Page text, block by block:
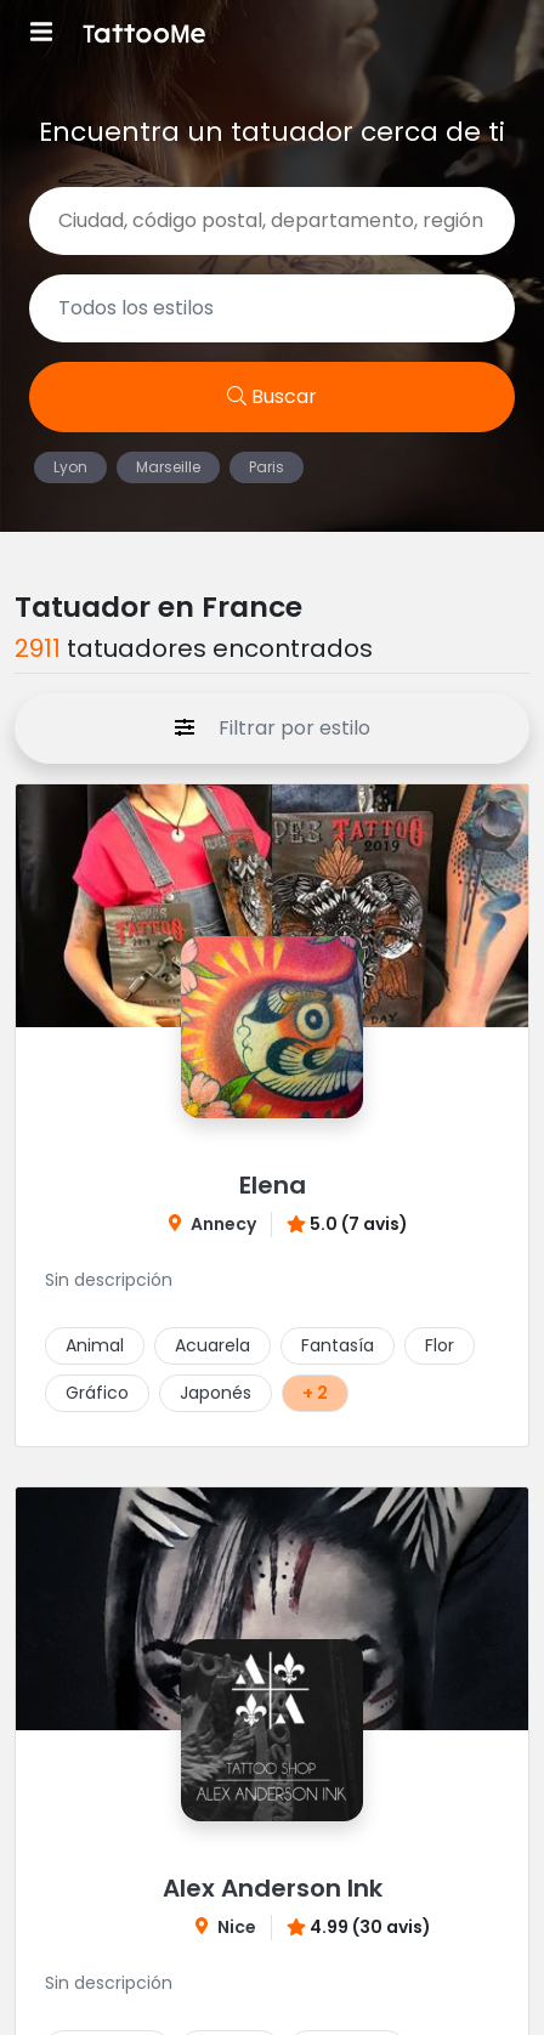
Encuentra un tatuador cerca de ti
Buscar
Lyon Marseille Paris
Tatuador en France
2911 tatuadores encontrados
Filtrar por estilo
Elena
Annecy 5.0 (7 avis)
Sin descripción
Animal Acuarela Fantasía
Flor
Gráfico
Japonés + 2
Alex Anderson Ink
Nice 4.99 (30 avis)
Sin descripción